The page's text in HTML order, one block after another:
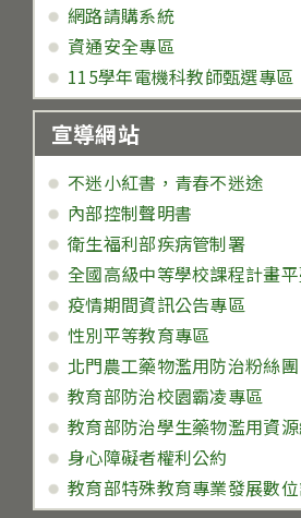
網路請購系統
資通安全專區
115學年電機科教師甄選專區
宣導網站
不迷小紅書，青春不迷途
內部控制聲明書
衛生福利部疾病管制署
全國高級中等學校課程計畫
疫情期間資訊公告專區
性別平等教育專區
北門農工藥物濫用防治粉絲團
教育部防治校園霸凌專區
教育部防治學生藥物濫用資
身心障礙者權利公約
教育部特殊教育專業發展數